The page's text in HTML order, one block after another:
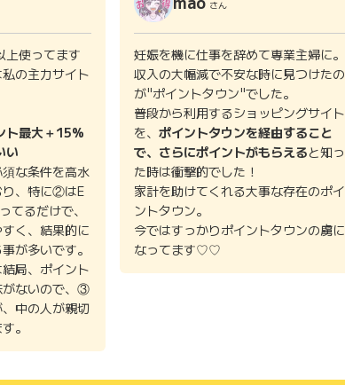
上使ってます
の主力サイト
ト最大＋15%
い
な条件を高水
り、特に②はE
てるだけで、
く、結果的に
が多いです。
局、ポイント
がないので、③
中の人が親切
。
さん
妊娠を機に仕事を辞めて専業主婦に。
収入の大幅減で不安な時に見つけたの
が"ポイントタウン"でした。
普段から利用するショッピングサイト
を、 ポイントタウンを経由すること
で、さらにポイントがもらえると知っ
た時は衝撃的でした！
家計を助けてくれる大事な存在のポイ
ントタウン。
今ではすっかりポイントタウンの虜に
なってます♡♡